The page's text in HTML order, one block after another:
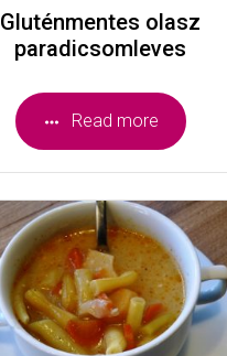
Gluténmentes olasz
paradicsomleves
Read more